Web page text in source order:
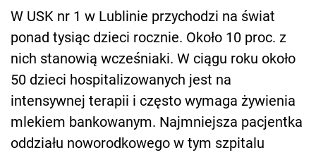
W USK nr 1 w Lublinie przychodzi na świat
ponad tysiąc dzieci rocznie. Około 10 proc. z
nich stanowią wcześniaki. W ciągu roku około
50 dzieci hospitalizowanych jest na
intensywnej terapii i często wymaga żywienia
mlekiem bankowanym. Najmniejsza pacjentka
oddziału noworodkowego w tym szpitalu